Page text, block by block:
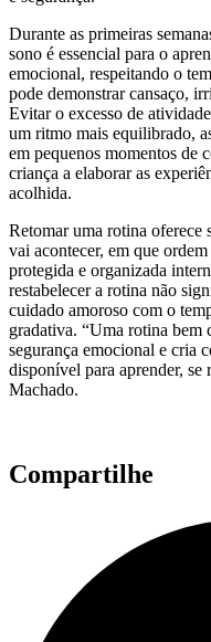
Durante as primeiras
sono é essencial para o
emocional, respeitando o
pode demonstrar cansaço,
Evitar o excesso de
um ritmo mais equilibrado,
em pequenos momentos de
criança a elaborar as
acolhida.
Retomar uma rotina oferece
vai acontecer, em que
protegida e organizada
restabelecer a rotina não
cuidado amoroso com o
gradativa. “Uma rotina bem
segurança emocional e cria
disponível para aprender, se
Machado.
Compartilhe